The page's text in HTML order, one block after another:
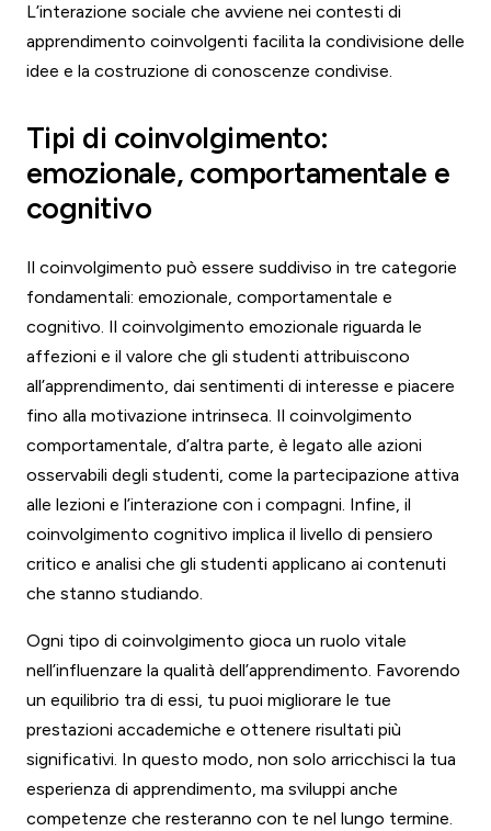
L’interazione sociale che avviene nei contesti di
apprendimento coinvolgenti facilita la condivisione delle
idee e la costruzione di conoscenze condivise.
Tipi di coinvolgimento:
emozionale, comportamentale e
cognitivo
Il coinvolgimento può essere suddiviso in tre categorie
fondamentali: emozionale, comportamentale e
cognitivo. Il coinvolgimento emozionale riguarda le
affezioni e il valore che gli studenti attribuiscono
all’apprendimento, dai sentimenti di interesse e piacere
fino alla motivazione intrinseca. Il coinvolgimento
comportamentale, d’altra parte, è legato alle azioni
osservabili degli studenti, come la partecipazione attiva
alle lezioni e l’interazione con i compagni. Infine, il
coinvolgimento cognitivo implica il livello di pensiero
critico e analisi che gli studenti applicano ai contenuti
che stanno studiando.
Ogni tipo di coinvolgimento gioca un ruolo vitale
nell’influenzare la qualità dell’apprendimento. Favorendo
un equilibrio tra di essi, tu puoi migliorare le tue
prestazioni accademiche e ottenere risultati più
significativi. In questo modo, non solo arricchisci la tua
esperienza di apprendimento, ma sviluppi anche
competenze che resteranno con te nel lungo termine.